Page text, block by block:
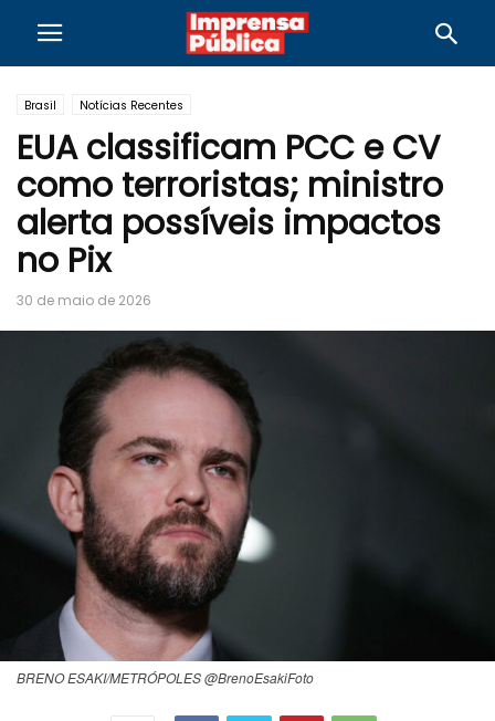
Brasil Notícias Recentes
EUA classificam PCC e CV
como terroristas; ministro
alerta possíveis impactos
no Pix
30 de maio de 2026
BRENO ESAKI/METRÓPOLES @BrenoEsakiFoto